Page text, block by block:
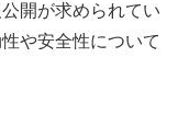
開が求められてい
や安全性について